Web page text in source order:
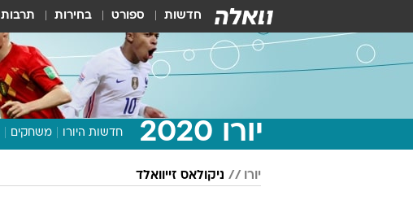
חדשות ספורט בחירות תרבות
יורו 2020 חדשות היורו משחקים
יורו ניקולאס זייוואלד